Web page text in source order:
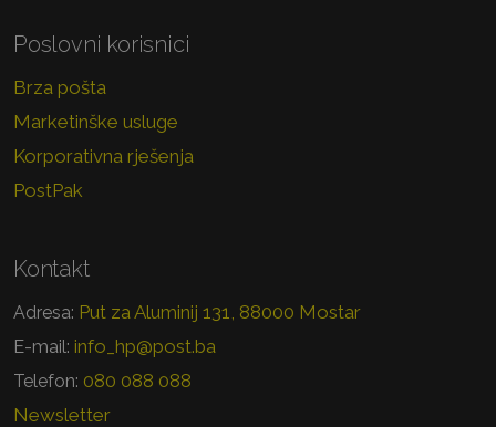
Poslovni korisnici
Brza pošta
Marketinške usluge
Korporativna rješenja
PostPak
Kontakt
Adresa: Put za Aluminij 131, 88000 Mostar
E-mail: info_hp@post.ba
Telefon: 080 088 088
Newsletter